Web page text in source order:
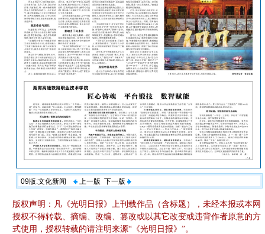
09版:文化新闻 上一版 下一版
版权声明：凡《光明日报》上刊载作品（含标题），未经本报或本网
授权不得转载、摘编、改编、篡改或以其它改变或违背作者原意的方
式使用，授权转载的请注明来源“《光明日报》”。